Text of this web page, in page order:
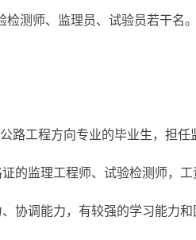
测师、监理员、试验员若干
路工程方向专业的毕业生，担
的监理工程师、试验检测师，工
协调能力，有较强的学习能力和